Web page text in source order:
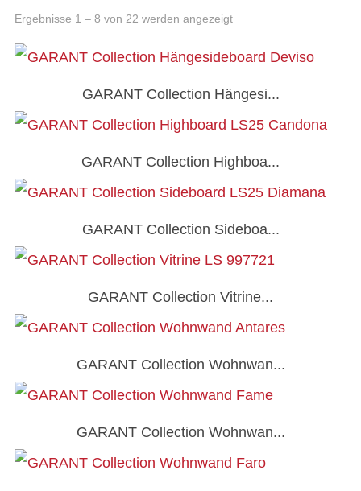
Ergebnisse 1 – 8 von 22 werden angezeigt
GARANT Collection Hängesi...
GARANT Collection Highboa...
GARANT Collection Sideboa...
GARANT Collection Vitrine...
GARANT Collection Wohnwan...
GARANT Collection Wohnwan...